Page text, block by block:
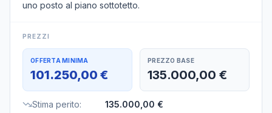
uno posto al piano sottotetto.
PREZZI
OFFERTA MINIMA
101.250,00 €
PREZZO BASE
135.000,00 €
Stima perito:
135.000,00 €